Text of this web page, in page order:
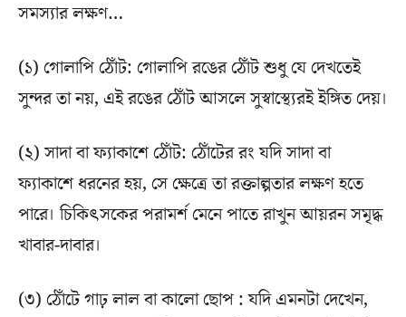
সমস্যার লক্ষণ…
(১) গোলাপি ঠোঁট: গোলাপি রঙের ঠোঁট শুধু যে দেখতেই
সুন্দর তা নয়, এই রঙের ঠোঁট আসলে সুস্বাস্থ্যেরই ইঙ্গিত দেয়।
(২) সাদা বা ফ্যাকাশে ঠোঁট: ঠোঁটের রং যদি সাদা বা
ফ্যাকাশে ধরনের হয়, সে ক্ষেত্রে তা রক্তাল্পতার লক্ষণ হতে
পারে। চিকিৎসকের পরামর্শ মেনে পাতে রাখুন আয়রন সমৃদ্ধ
খাবার-দাবার।
(৩) ঠোঁটে গাঢ় লাল বা কালো ছোপ : যদি এমনটা দেখেন,